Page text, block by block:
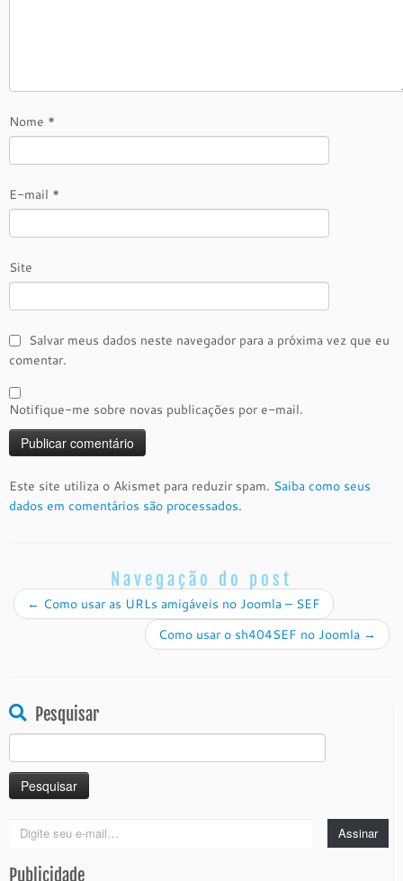
Nome *
E-mail *
Site
Salvar meus dados neste navegador para a próxima vez que eu
comentar.
Notifique-me sobre novas publicações por e-mail.
Este site utiliza o Akismet para reduzir spam. Saiba como seus
dados em comentários são processados.
Navegação do post
← Como usar as URLs amigáveis no Joomla – SEF
Como usar o sh404SEF no Joomla →
Pesquisar
por:
Digite
e-
Assinar
Publicidade